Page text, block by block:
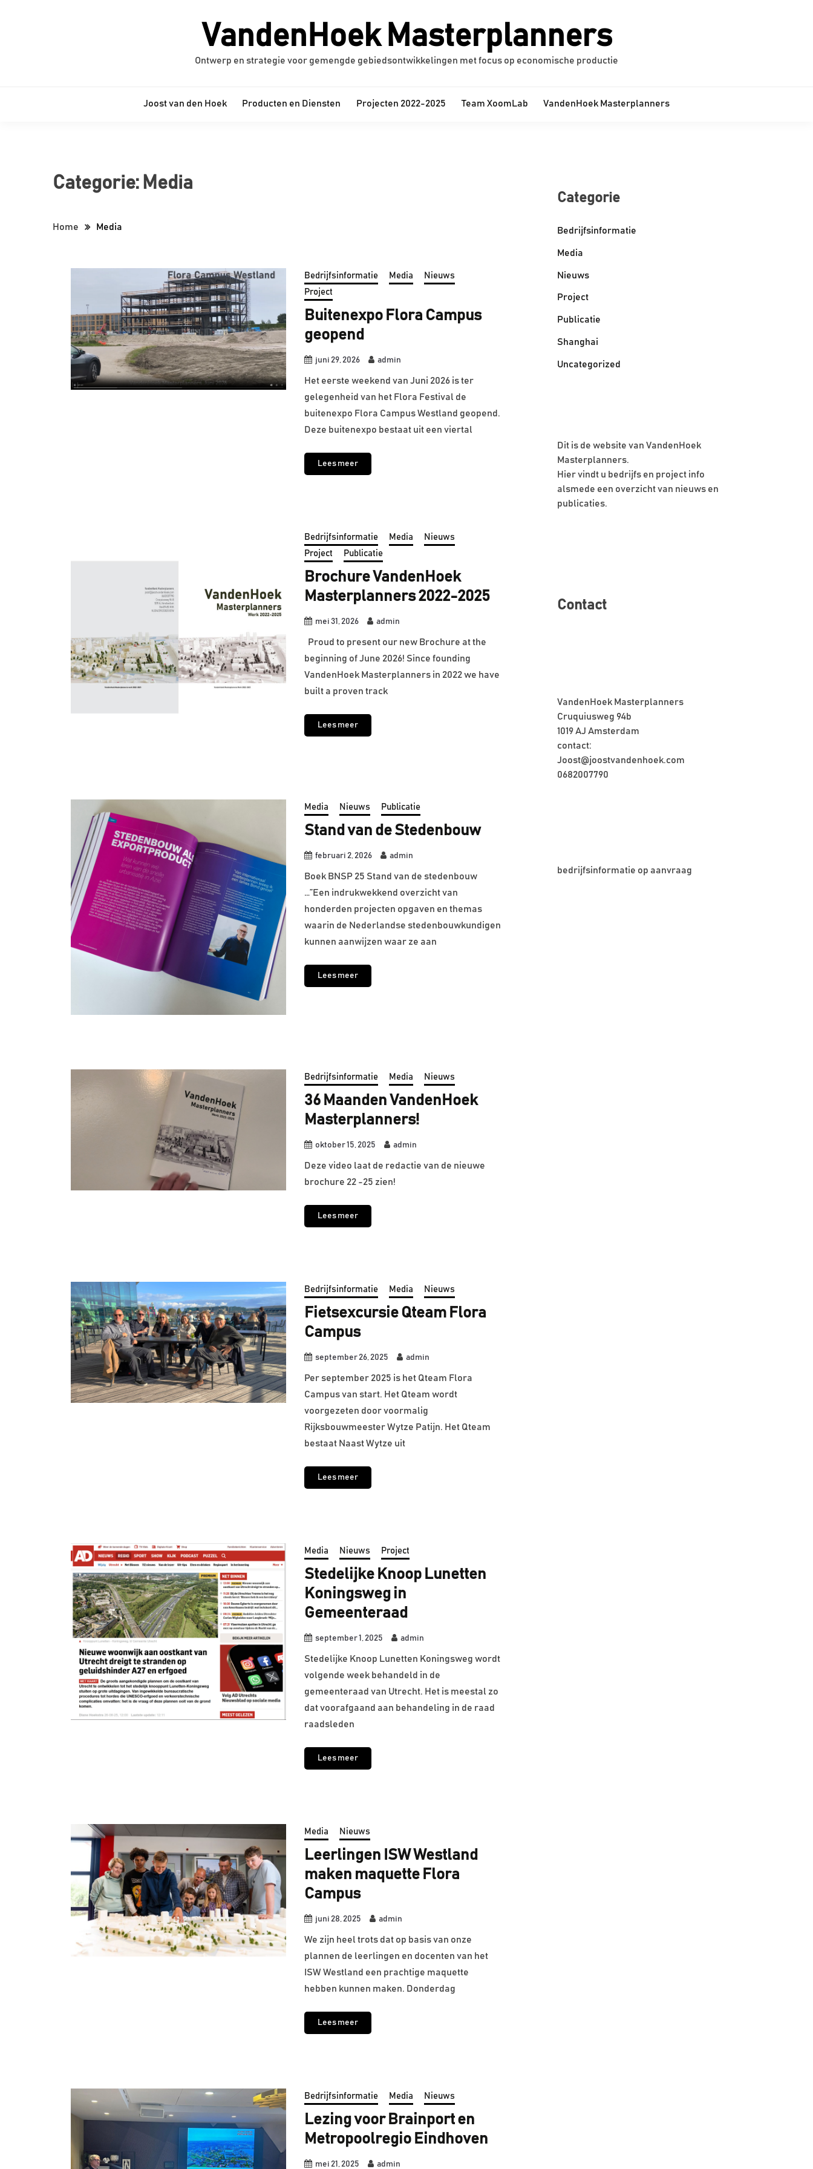
VandenHoek Masterplanners
Ontwerp en strategie voor gemengde gebiedsontwikkelingen met focus op economische productie
Joost van den Hoek Producten en Diensten Projecten 2022-2025 Team XoomLab VandenHoek Masterplanners
Categorie: Media
Home Media
Bedrijfsinformatie Media
Nieuws
Project
Buitenexpo Flora Campus
geopend
juni 29, 2026 admin
Het eerste weekend van Juni 2026 is ter
gelegenheid van het Flora Festival de
buitenexpo Flora Campus Westland geopend.
Deze buitenexpo bestaat uit een viertal
Lees meer
Bedrijfsinformatie Media
Nieuws
Project
Publicatie
Brochure VandenHoek
Masterplanners 2022-2025
mei 31, 2026 admin
Proud to present our new Brochure at the
beginning of June 2026! Since founding
VandenHoek Masterplanners in 2022 we have
built a proven track
Lees meer
Media Nieuws Publicatie
Stand van de Stedenbouw
februari 2, 2026 admin
Boek BNSP 25 Stand van de stedenbouw
…”Een indrukwekkend overzicht van
honderden projecten opgaven en themas
waarin de Nederlandse stedenbouwkundigen
kunnen aanwijzen waar ze aan
Lees meer
Bedrijfsinformatie Media Nieuws
36 Maanden VandenHoek
Masterplanners!
oktober 15, 2025 admin
Deze video laat de redactie van de nieuwe
brochure 22 -25 zien!
Lees meer
Bedrijfsinformatie Media Nieuws
Fietsexcursie Qteam Flora
Campus
september 26, 2025 admin
Per september 2025 is het Qteam Flora
Campus van start. Het Qteam wordt
voorgezeten door voormalig
Rijksbouwmeester Wytze Patijn. Het Qteam
bestaat Naast Wytze uit
Lees meer
Media Nieuws Project
Stedelijke Knoop Lunetten
Koningsweg in
Gemeenteraad
september 1, 2025 admin
Stedelijke Knoop Lunetten Koningsweg wordt
volgende week behandeld in de
gemeenteraad van Utrecht. Het is meestal zo
dat voorafgaand aan behandeling in de raad
raadsleden
Lees meer
Media Nieuws
Leerlingen ISW Westland
maken maquette Flora
Campus
juni 28, 2025 admin
We zijn heel trots dat op basis van onze
plannen de leerlingen en docenten van het
ISW Westland een prachtige maquette
hebben kunnen maken. Donderdag
Lees meer
Bedrijfsinformatie Media Nieuws
Lezing voor Brainport en
Metropoolregio Eindhoven
mei 21, 2025 admin
Categorie
Bedrijfsinformatie
Media
Nieuws
Project
Publicatie
Shanghai
Uncategorized
Dit is de website van VandenHoek
Masterplanners.
Hier vindt u bedrijfs en project info
alsmede een overzicht van nieuws en
publicaties.
Contact
VandenHoek Masterplanners
Cruquiusweg 94b
1019 AJ Amsterdam
contact:
Joost@joostvandenhoek.com
0682007790
bedrijfsinformatie op aanvraag